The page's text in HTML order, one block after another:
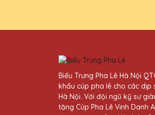
Dương
Thiết
hàng
Trần
Biểu Trưng Pha Lê Hà Nội
khẩu cúp pha lê cho các dịp
Hà Nội. Với đội ngũ kỹ sư
tặng Cúp Pha Lê Vinh Danh